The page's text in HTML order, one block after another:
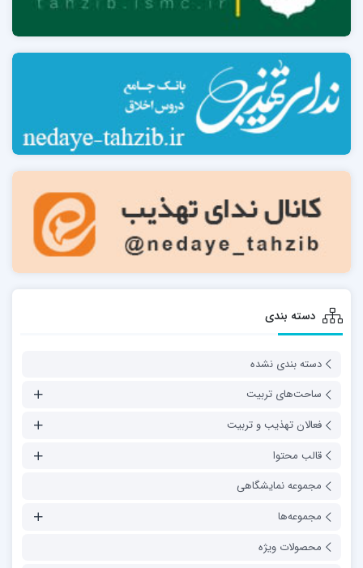
دسته بندی
دسته بندی نشده
ساحت‌های تربیت
فعالان تهذیب و تربیت
قالب محتوا
مجموعه نمایشگاهی
مجموعه‌ها
محصولات ویژه